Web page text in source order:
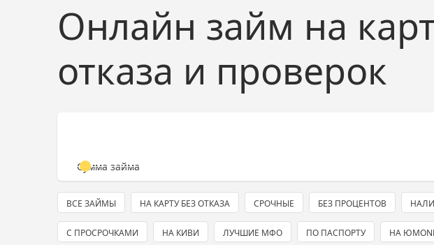
Онлайн займ на
отказа и проверок
Сумма займа
ВСЕ ЗАЙМЫ НА КАРТУ БЕЗ ОТКАЗА СРОЧНЫЕ БЕЗ ПРОЦЕНТОВ
С ПРОСРОЧКАМИ НА КИВИ ЛУЧШИЕ МФО ПО ПАСПОРТУ НА